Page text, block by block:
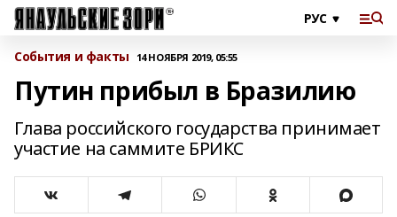
События и факты 14 НОЯБРЯ 2019, 05:55
Путин прибыл в Бразилию
Глава российского государства принимает
участие на саммите БРИКС